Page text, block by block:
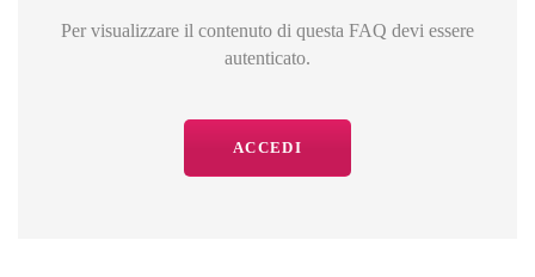
Per visualizzare il contenuto di questa FAQ devi essere
autenticato.
ACCEDI